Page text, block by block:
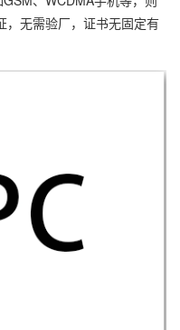
，无需验厂，证书无固定有